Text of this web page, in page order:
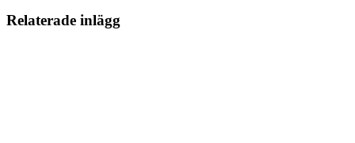
Facebook
Twitter
LinkedIn
WhatsApp
Tumblr
Pinterest
E-
Relaterade inlägg